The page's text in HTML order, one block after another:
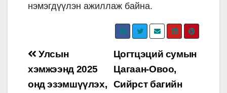
нэмэгдүүлэн ажиллаж байна.
Post
navigation
Цогтцэций сумын
Цагаан-Овоо,
Сийрст багийн
Улсын
хэмжээнд 2025
онд эзэмшүүлэх,